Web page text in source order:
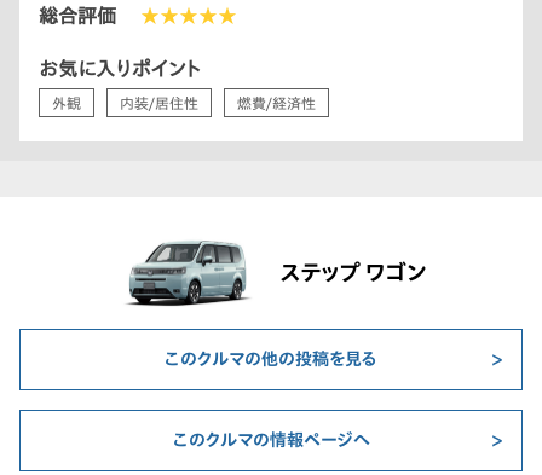
総合評価 ★★★★★
お気に入りポイント
外観 内装/居住性 燃費/経済性
ステップ ワゴン
このクルマの他の投稿を見る
このクルマの情報ページへ